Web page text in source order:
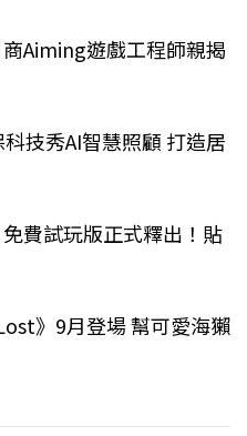
Aiming遊戲工程師親揭
技秀AI智慧照顧 打造居
費試玩版正式釋出！貼
》9月登場 幫可愛海獺